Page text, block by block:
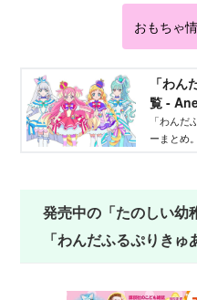
おもちゃ
「わ
覧 -
「わんだ
ーまとめ。
発売中の「たのしい幼
「わんだふるぷりきゅ